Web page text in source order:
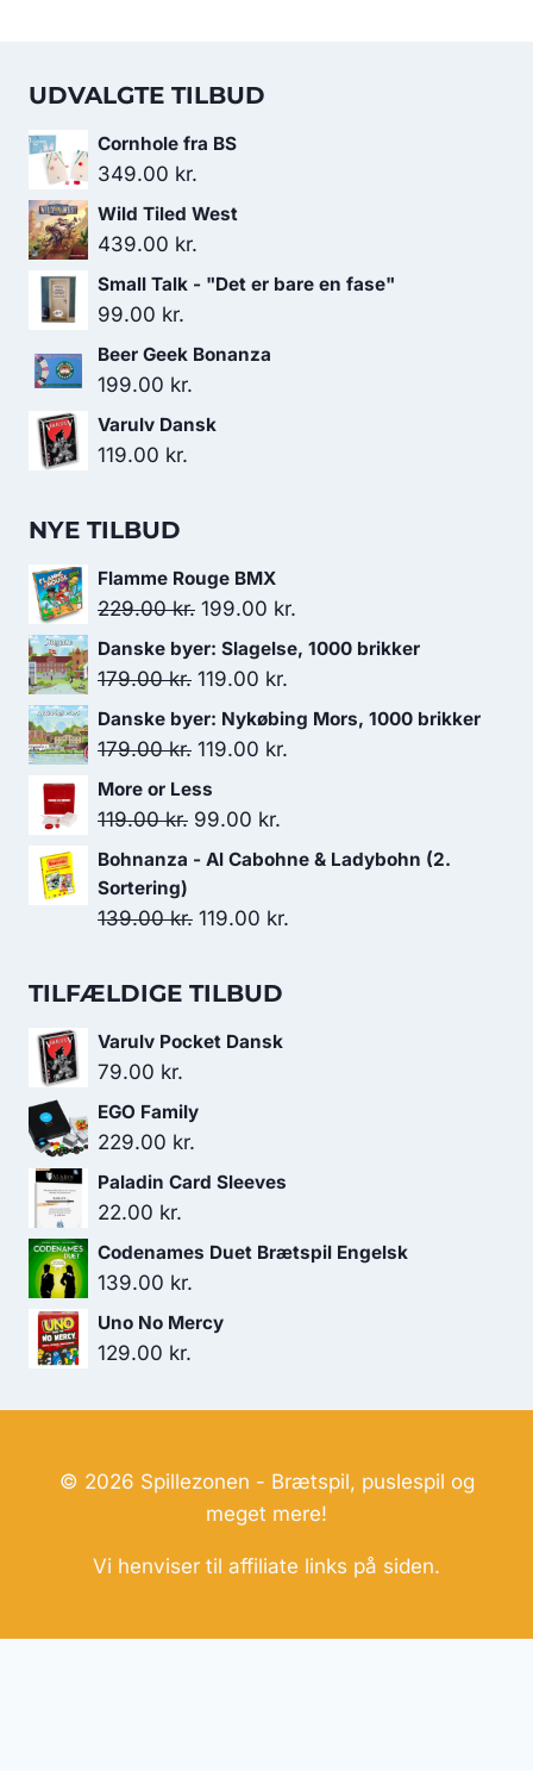
UDVALGTE TILBUD
Cornhole fra BS
349.00 kr.
Wild Tiled West
439.00 kr.
Small Talk - "Det er bare en fase"
99.00 kr.
Beer Geek Bonanza
199.00 kr.
Varulv Dansk
119.00 kr.
NYE TILBUD
Flamme Rouge BMX
229.00kr. Den
oprindelige
pris
229.00 kr..
199.00 kr.
aktuelle
199.00 kr..
Danske byer: Slagelse, 1000 brikker
179.00kr. Den
oprindelige
pris
179.00 kr..
119.00 kr.
aktuelle
Danske byer: Nykøbing Mors, 1000 brikker
179.00kr. Den
oprindelige
pris
119.00 kr.
119.00 kr..
More or Less
119.00kr. Den
oprindelige
var:
99.00 kr.
aktuelle
er:
Bohnanza - Al Cabohne & Ladybohn (2.
Sortering)
139.00kr. Den
pris
139.00 kr..
119.00 kr.
TILFÆLDIGE TILBUD
Varulv Pocket Dansk
79.00 kr.
EGO Family
229.00 kr.
Paladin Card Sleeves
22.00 kr.
Codenames Duet Brætspil Engelsk
139.00 kr.
Uno No Mercy
129.00 kr.
© 2026 Spillezonen - Brætspil, puslespil og
meget mere!
Vi henviser til affiliate links på siden.